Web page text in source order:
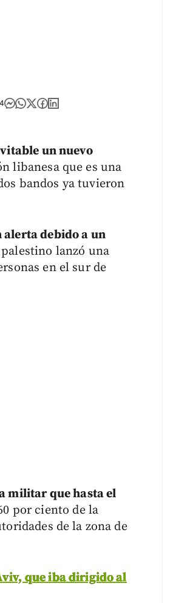
un nuevo
libanesa que es una
bandos ya tuvieron
alerta debido a un
lanzó una
en el sur de
militar que hasta el
por ciento de la
de la zona de
que iba dirigido al